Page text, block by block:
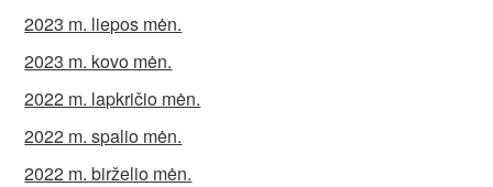
2023 m. liepos mėn.
2023 m. kovo mėn.
2022 m. lapkričio mėn.
2022 m. spalio mėn.
2022 m. birželio mėn.